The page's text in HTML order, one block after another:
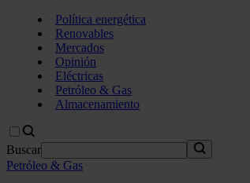
Política energética
Renovables
Mercados
Opinión
Eléctricas
Petróleo & Gas
Almacenamiento
Buscar
Petróleo & Gas